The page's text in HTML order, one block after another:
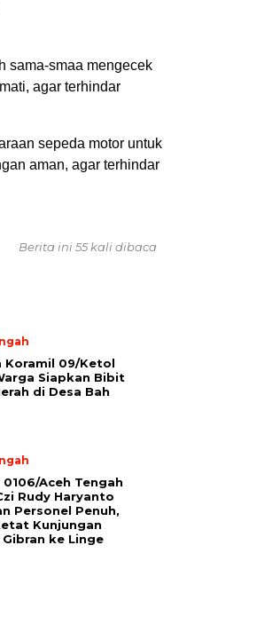
sama-smaa mengecek
agar terhindar
sepeda motor untuk
aman, agar terhindar
Berita ini 55 kali dibaca
Koramil 09/Ketol
Siapkan Bibit
di Desa Bah
Aceh Tengah
Rudy Haryanto
Personel Penuh,
Kunjungan
ke Linge